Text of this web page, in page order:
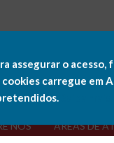
NÓS ÁREAS DE
assegurar o
carregue em